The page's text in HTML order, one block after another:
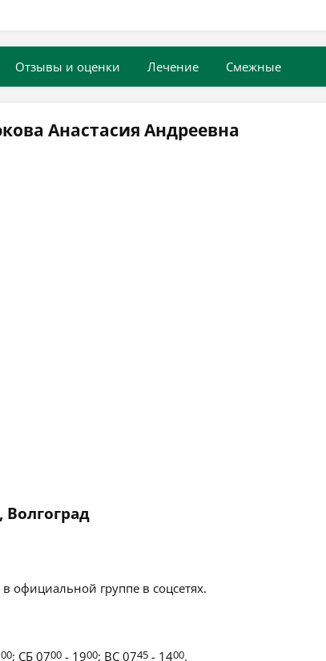
Отзывы и оценки Лечение Смежные
Анастасия Андреевна
, Волгоград
официальной группе в соцсетях.
00; СБ 0700 - 1900; ВС 0745 - 1400.